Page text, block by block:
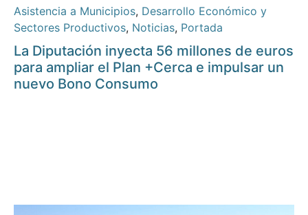
Asistencia a Municipios, Desarrollo Económico y
Sectores Productivos, Noticias, Portada
La Diputación inyecta 56 millones de euros
para ampliar el Plan +Cerca e impulsar un
nuevo Bono Consumo